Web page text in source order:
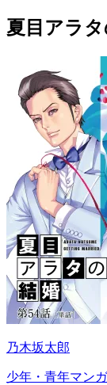
夏目アラ
乃木坂太郎
少年・青年マンガ